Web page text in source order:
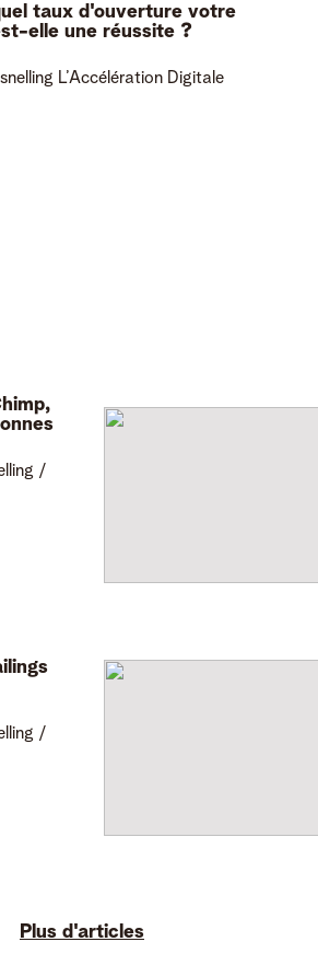
taux d'ouverture votre
elle une réussite ?
L’Accélération Digitale
/
/
Plus d'articles